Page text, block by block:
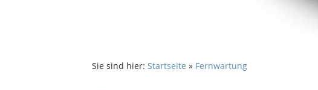
Sie sind hier: Startseite » Fernwartung